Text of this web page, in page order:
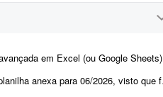
planilha completa de gestão financeira e patrimonial para uma loja de Pok&eacut...
foi feita em 11/2025 com os índices do período. Também é necess&a...